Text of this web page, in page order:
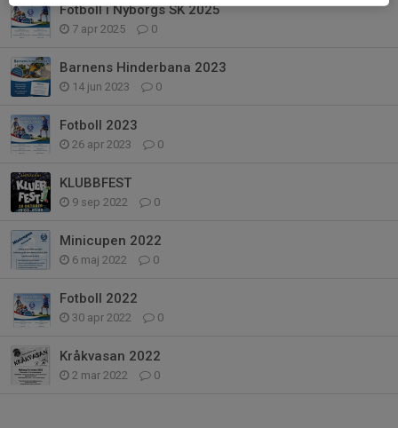
Fotboll i Nyborgs SK 2025
7 apr 2025 0
Barnens Hinderbana 2023
14 jun 2023 0
Fotboll 2023
26 apr 2023 0
KLUBBFEST
9 sep 2022 0
Minicupen 2022
6 maj 2022 0
Fotboll 2022
30 apr 2022 0
Kråkvasan 2022
2 mar 2022 0